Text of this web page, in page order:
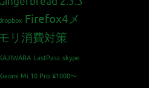
Firefox4メ
リ消費対策
LastPass skype
Mi 10 Pro ¥1000〜